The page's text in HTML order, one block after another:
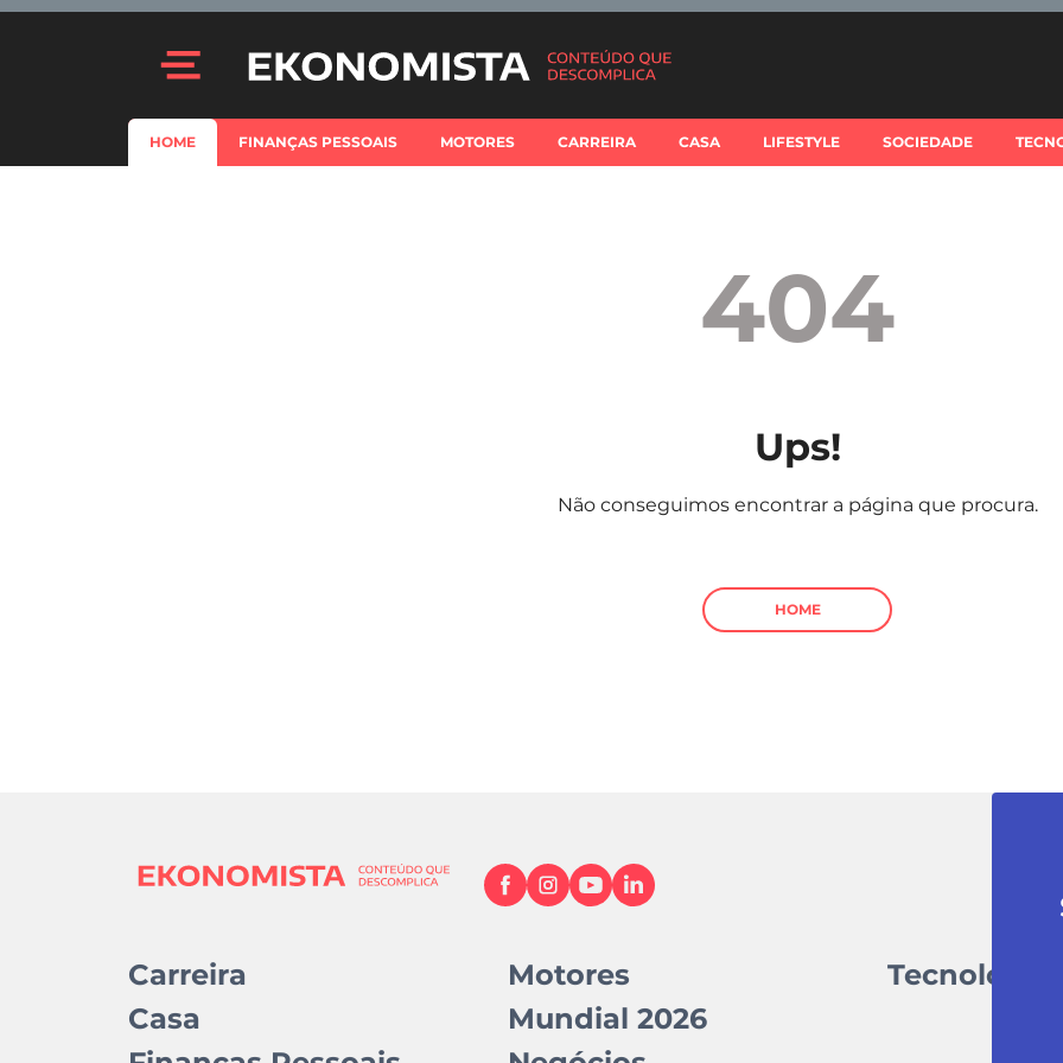
HOME FINANÇAS PESSOAIS MOTORES CARREIRA CASA LIFESTYLE SOCIEDADE
404
Ups!
Não conseguimos encontrar a página que procura.
HOME
Carreira
Casa
Motores
Mundial 2026
Tecnologia